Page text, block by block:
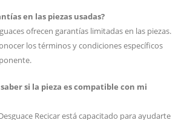
en las piezas usadas?
ofrecen garantías limitadas en las piezas.
los términos y condiciones específicos
si la pieza es compatible con mi
Recicar está capacitado para ayudarte